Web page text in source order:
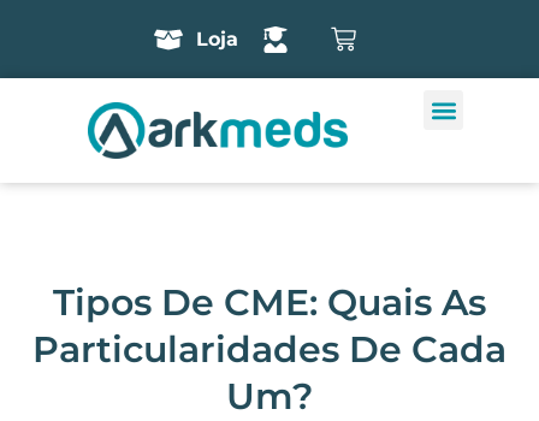
Loja
Tipos De CME: Quais As
Particularidades De Cada
Um?